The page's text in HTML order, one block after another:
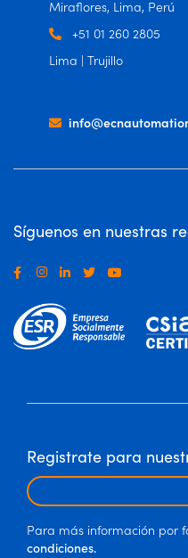
Miraflores, Lima, Perú
+51 01 260 2805
Lima | Trujillo
Síguenos en nuestras
.
Registrate para
Para más información por
condiciones.